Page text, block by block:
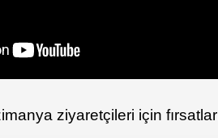
ziyaretçileri için